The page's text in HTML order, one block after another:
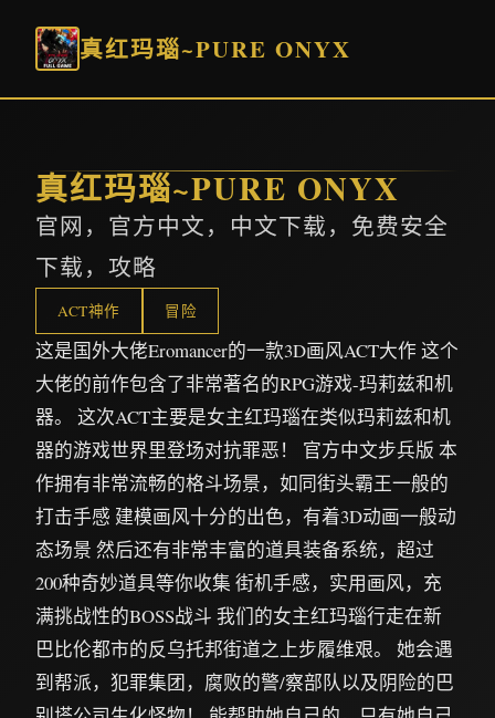
真红玛瑙~PURE ONYX
真红玛瑙~PURE ONYX
官网，官方中文，中文下载，免费安全
下载，攻略
ACT神作 冒险
这是国外大佬Eromancer的一款3D画风ACT大作 这个
大佬的前作包含了非常著名的RPG游戏-玛莉兹和机
器。 这次ACT主要是女主红玛瑙在类似玛莉兹和机
器的游戏世界里登场对抗罪恶！ 官方中文步兵版 本
作拥有非常流畅的格斗场景，如同街头霸王一般的
打击手感 建模画风十分的出色，有着3D动画一般动
态场景 然后还有非常丰富的道具装备系统，超过
200种奇妙道具等你收集 街机手感，实用画风，充
满挑战性的BOSS战斗 我们的女主红玛瑙行走在新
巴比伦都市的反乌托邦街道之上步履维艰。 她会遇
到帮派，犯罪集团，腐败的警/察部队以及阴险的巴